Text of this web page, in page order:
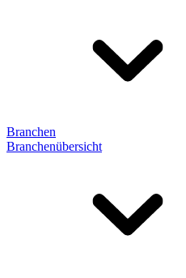
Branchen
Branchenübersicht